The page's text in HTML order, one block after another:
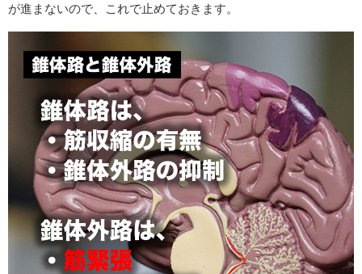
が進まないので、これで止めておきます。